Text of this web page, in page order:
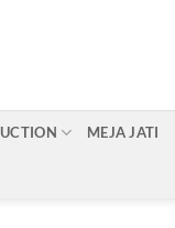
MEJA JATI